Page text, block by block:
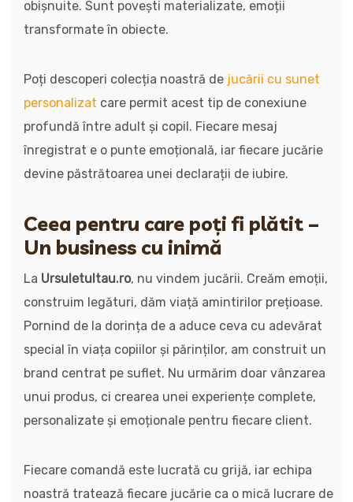
obișnuite. Sunt povești materializate, emoții
transformate în obiecte.
Poți descoperi colecția noastră de jucării cu sunet
personalizat care permit acest tip de conexiune
profundă între adult și copil. Fiecare mesaj
înregistrat e o punte emoțională, iar fiecare jucărie
devine păstrătoarea unei declarații de iubire.
Ceea pentru care poți fi plătit –
Un business cu inimă
La Ursuletultau.ro, nu vindem jucării. Creăm emoții,
construim legături, dăm viață amintirilor prețioase.
Pornind de la dorința de a aduce ceva cu adevărat
special în viața copiilor și părinților, am construit un
brand centrat pe suflet. Nu urmărim doar vânzarea
unui produs, ci crearea unei experiențe complete,
personalizate și emoționale pentru fiecare client.
Fiecare comandă este lucrată cu grijă, iar echipa
noastră tratează fiecare jucărie ca o mică lucrare de